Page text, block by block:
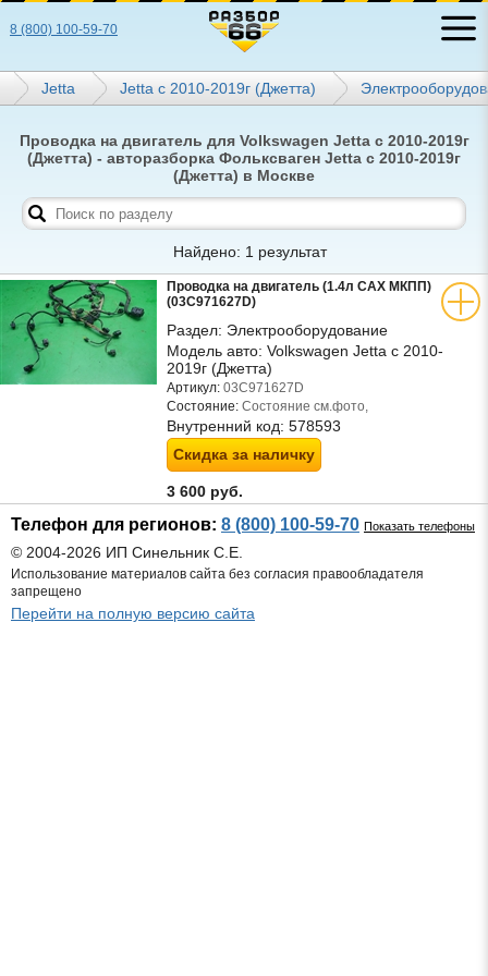
8 (800) 100-59-70
Jetta Jetta с 2010-2019г (Джетта)
Проводка на двигатель для Volkswagen Jetta с 2010-2019г
(Джетта) - авторазборка Фольксваген Jetta с 2010-2019г
(Джетта) в Москве
Найдено: 1 результат
Проводка на двигатель (1.4л CAX МКПП)
(03C971627D)
Раздел: Электрооборудование
Модель авто: Volkswagen Jetta с 2010-
2019г (Джетта)
Артикул: 03C971627D
Состояние: Состояние см.фото,
Внутренний код: 578593
Скидка за наличку
3 600 руб.
Телефон для регионов: 8 (800) 100-59-70 Показать телефоны
© 2004-2026 ИП Синельник С.Е.
Использование материалов сайта без согласия правообладателя
запрещено
Перейти на полную версию сайта